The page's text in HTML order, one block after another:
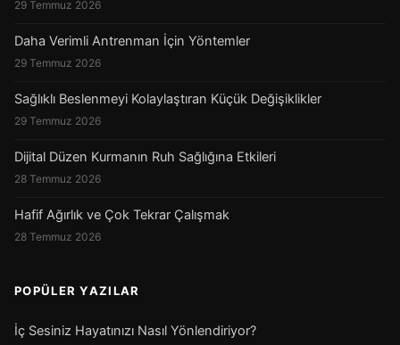
29 Temmuz 2026
Daha Verimli Antrenman İçin Yöntemler
29 Temmuz 2026
Sağlıklı Beslenmeyi Kolaylaştıran Küçük Değişiklikler
29 Temmuz 2026
Dijital Düzen Kurmanın Ruh Sağlığına Etkileri
28 Temmuz 2026
Hafif Ağırlık ve Çok Tekrar Çalışmak
28 Temmuz 2026
POPÜLER YAZILAR
İç Sesiniz Hayatınızı Nasıl Yönlendiriyor?